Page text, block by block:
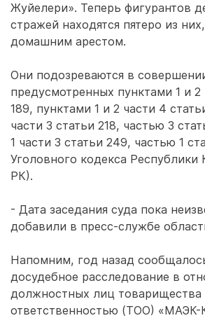
Жуйелери». Теперь фигурантов
стражей находятся пятеро из
домашним арестом.
Они подозреваются в
предусмотренных пунктами 1 и 2
189, пунктами 1 и 2 части 4
части 3 статьи 218, частью 3
1 части 3 статьи 249, частью 1
Уголовного кодекса Республики
РК).
- Дата заседания суда пока
добавили в пресс-службе
Напомним, год назад
досудебное расследование в
должностных лиц товарищества
ответственностью (ТОО) «МАЭК-